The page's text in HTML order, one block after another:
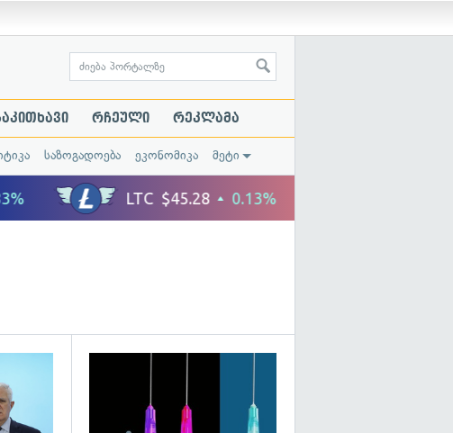
რჩეული რეკლამა
საზოგადოება ეკონომიკა მეტი